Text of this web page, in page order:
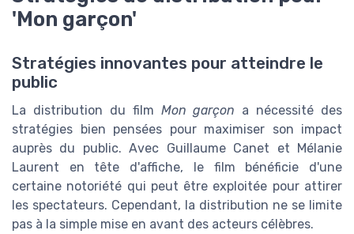
'Mon garçon'
Stratégies innovantes pour atteindre le
public
La distribution du film Mon garçon a nécessité des
stratégies bien pensées pour maximiser son impact
auprès du public. Avec Guillaume Canet et Mélanie
Laurent en tête d'affiche, le film bénéficie d'une
certaine notoriété qui peut être exploitée pour attirer
les spectateurs. Cependant, la distribution ne se limite
pas à la simple mise en avant des acteurs célèbres.